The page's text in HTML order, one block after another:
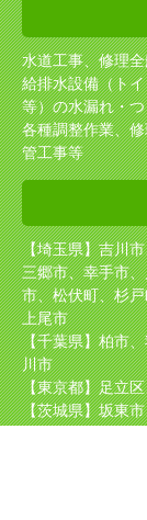
水道工事、修理
給排水設備（ト
等）の水漏れ・
各種調整作業、
管工事等
【埼玉県】吉川
三郷市、幸手市
市、松伏町、杉
上尾市
【千葉県】柏市
川市
【東京都】足立
【茨城県】坂東